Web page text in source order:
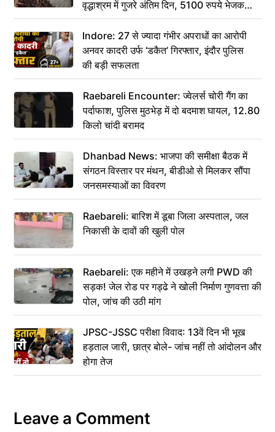
वृद्धाश्रम में गुजरे अंतिम दिन, 5100 रुपये भेजकर
कहा– अंतिम संस्कार कर दीजिए हम नहीं आ पाएंगे
Indore: 27 से ज्यादा गंभीर अपराधों का आरोपी
अनवर कादरी उर्फ ‘डकैत’ गिरफ्तार, इंदौर पुलिस
की बड़ी सफलता
Raebareli Encounter: ज्वेलर्स चोरी गैंग का
पर्दाफाश, पुलिस मुठभेड़ में दो बदमाश घायल, 12.80
किलो चांदी बरामद
Dhanbad News: भाजपा की समीक्षा बैठक में
संगठन विस्तार पर मंथन, बीडीओ से मिलकर सौंपा
जनसमस्याओं का विवरण
Raebareli: बारिश में डूबा जिला अस्पताल, जल
निकासी के दावों की खुली पोल
Raebareli: एक महीने में उखड़ने लगी PWD की
सड़क! जेल रोड पर गड्ढे ने खोली निर्माण गुणवत्ता की
पोल, जांच की उठी मांग
JPSC-JSSC परीक्षा विवाद: 13वें दिन भी भूख
हड़ताल जारी, छात्र बोले- जांच नहीं तो आंदोलन और
होगा तेज
Leave a Comment